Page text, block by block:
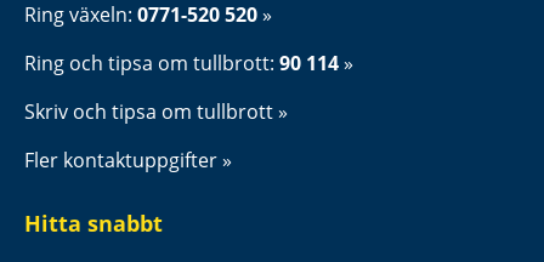
Ring växeln: 0771-520 520
Ring och tipsa om tullbrott: 90 114
Skriv och tipsa om tullbrott
Fler kontaktuppgifter
Hitta snabbt